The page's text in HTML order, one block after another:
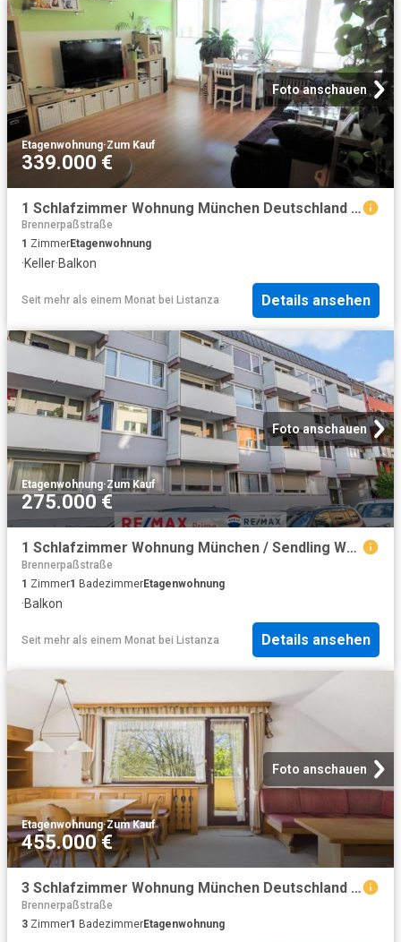
Foto anschauen
Etagenwohnung·Zum Kauf
339.000 €
1 Schlafzimmer Wohnung München Deutschland 103657911
Brennerpaßstraße
1 ZimmerEtagenwohnung
·Keller·Balkon
Seit mehr als einem Monat bei Listanza Details ansehen
Foto anschauen
Etagenwohnung·Zum Kauf
275.000 €
1 Schlafzimmer Wohnung München / Sendling Westpark Deutschland 95691527
Brennerpaßstraße
1 Zimmer1 BadezimmerEtagenwohnung
·Balkon
Seit mehr als einem Monat bei Listanza Details ansehen
Foto anschauen
Etagenwohnung·Zum Kauf
455.000 €
3 Schlafzimmer Wohnung München Deutschland 104226178
Brennerpaßstraße
3 Zimmer1 BadezimmerEtagenwohnung